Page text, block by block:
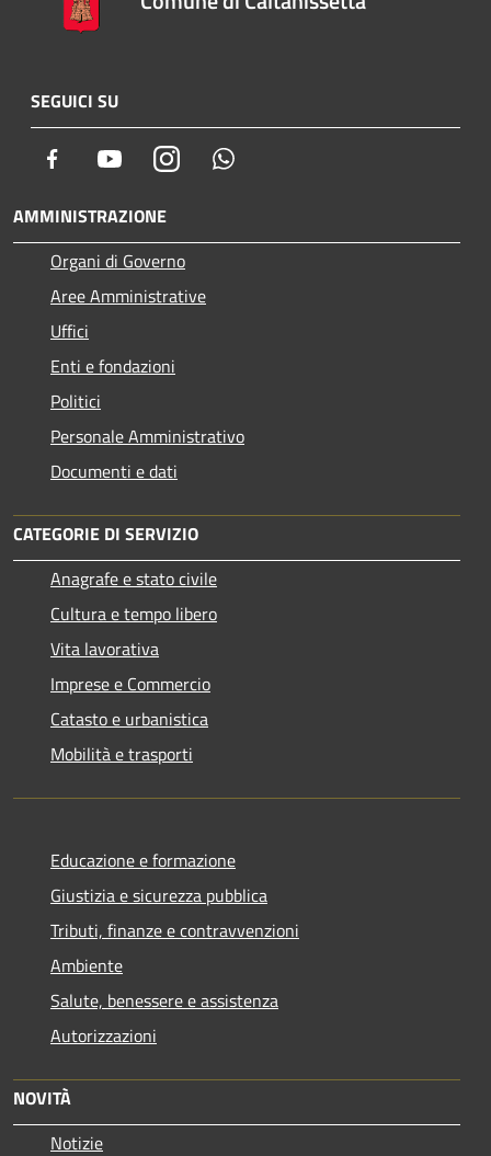
SEGUICI SU
Facebook YoutubeInstagram
AMMINISTRAZIONE
Organi di Governo
Aree Amministrative
Uffici
Enti e fondazioni
Politici
Personale Amministrativo
Documenti e dati
CATEGORIE DI SERVIZIO
Anagrafe e stato civile
Cultura e tempo libero
Vita lavorativa
Imprese e Commercio
Catasto e urbanistica
Mobilità e trasporti
Educazione e formazione
Giustizia e sicurezza pubblica
Tributi, finanze e contravvenzioni
Ambiente
Salute, benessere e assistenza
Autorizzazioni
NOVITÀ
Notizie